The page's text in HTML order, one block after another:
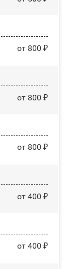
от 800 ₽
от 800 ₽
от 800 ₽
от 400 ₽
от 400 ₽